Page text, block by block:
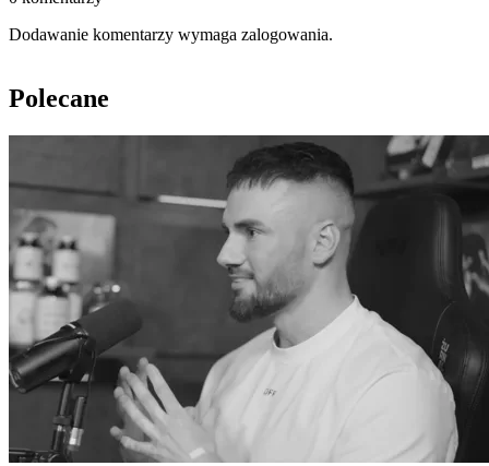
Dodawanie komentarzy wymaga zalogowania.
Polecane